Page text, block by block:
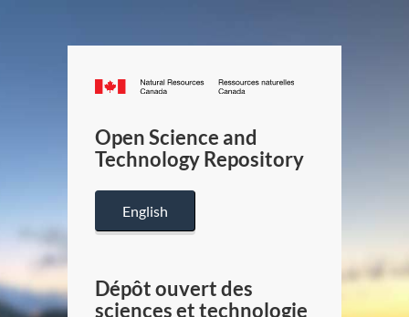
Canada.ca
/
Canada
Open Science and
Technology Repository
English
Dépôt ouvert des
sciences et technologie